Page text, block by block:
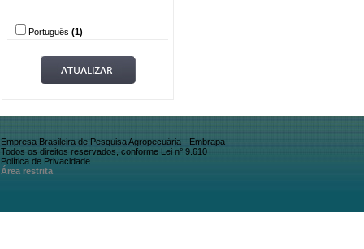
Português (1)
Empresa Brasileira de Pesquisa Agropecuária - Embrapa
Todos os direitos reservados, conforme Lei n° 9.610
Política de Privacidade
Área restrita